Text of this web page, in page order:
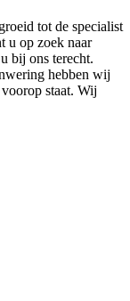
tot de specialist
u op zoek naar
bij ons terecht.
hebben wij
staat. Wij